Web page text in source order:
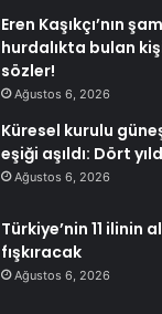
Eren Kaşıkçı’nın
hurdalıkta bulan
sözler!
Ağustos 6, 2026
Küresel kurulu
eşiği aşıldı: Dört
Ağustos 6, 2026
Türkiye’nin 11 ilinin
fışkıracak
Ağustos 6, 2026